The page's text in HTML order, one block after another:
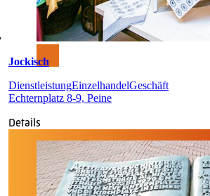
Jockisch
DienstleistungEinzelhandelGeschäft
Echternplatz 8-9, Peine
Details